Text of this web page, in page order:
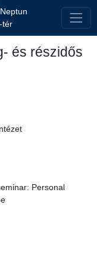
tér
és részidős
Personal